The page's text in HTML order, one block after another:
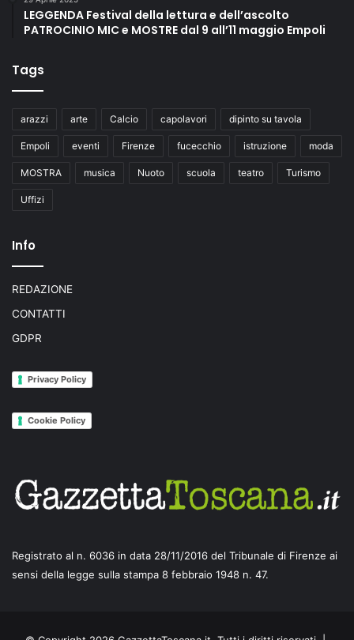
LEGGENDA Festival della lettura e dell’ascolto
PATROCINIO MIC e MOSTRE dal 9 all’11 maggio Empoli
Tags
arazzi arte Calcio capolavori dipinto su tavola
Empoli eventi Firenze fucecchio istruzione moda
MOSTRA musica Nuoto scuola teatro Turismo
Uffizi
Info
REDAZIONE
CONTATTI
GDPR
Privacy Policy
Cookie Policy
Registrato al n. 6036 in data 28/11/2016 del Tribunale di Firenze ai
sensi della legge sulla stampa 8 febbraio 1948 n. 47.